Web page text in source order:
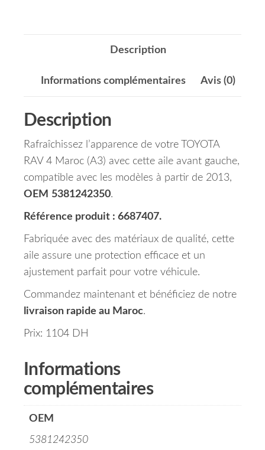
Description
Informations complémentaires Avis (0)
Description
Rafraîchissez l’apparence de votre TOYOTA
RAV 4 Maroc (A3) avec cette aile avant gauche,
compatible avec les modèles à partir de 2013,
OEM 5381242350.
Référence produit : 6687407.
Fabriquée avec des matériaux de qualité, cette
aile assure une protection efficace et un
ajustement parfait pour votre véhicule.
Commandez maintenant et bénéficiez de notre
livraison rapide au Maroc.
Prix: 1104 DH
Informations
complémentaires
OEM
5381242350